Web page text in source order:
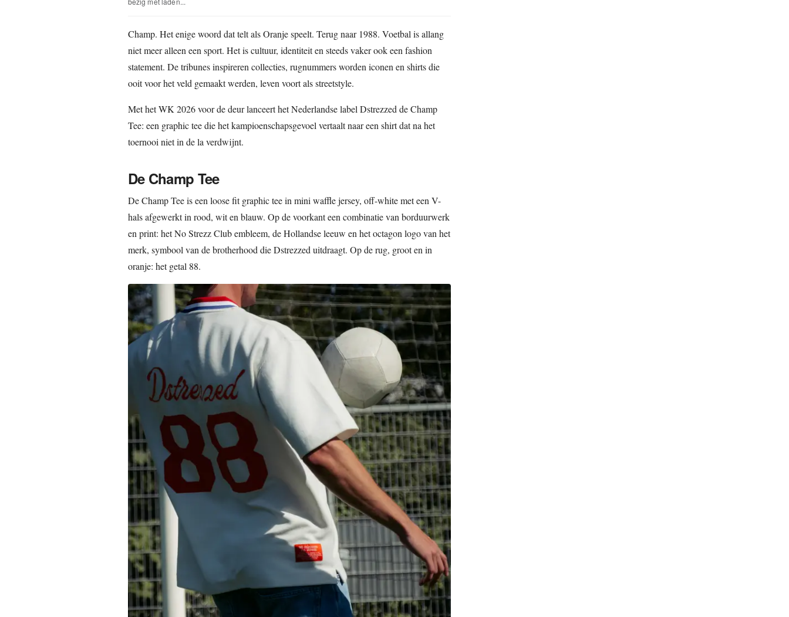
Champ. Het enige woord dat telt als Oranje speelt. Terug naar 1988. Voetbal is allang
niet meer alleen een sport. Het is cultuur, identiteit en steeds vaker ook een fashion
statement. De tribunes inspireren collecties, rugnummers worden iconen en shirts die
ooit voor het veld gemaakt werden, leven voort als streetstyle.
Met het WK 2026 voor de deur lanceert het Nederlandse label Dstrezzed de Champ
Tee: een graphic tee die het kampioenschapsgevoel vertaalt naar een shirt dat na het
toernooi niet in de la verdwijnt.
De Champ Tee
De Champ Tee is een loose fit graphic tee in mini waffle jersey, off-white met een V-
hals afgewerkt in rood, wit en blauw. Op de voorkant een combinatie van borduurwerk
en print: het No Strezz Club embleem, de Hollandse leeuw en het octagon logo van het
merk, symbool van de brotherhood die Dstrezzed uitdraagt. Op de rug, groot en in
oranje: het getal 88.